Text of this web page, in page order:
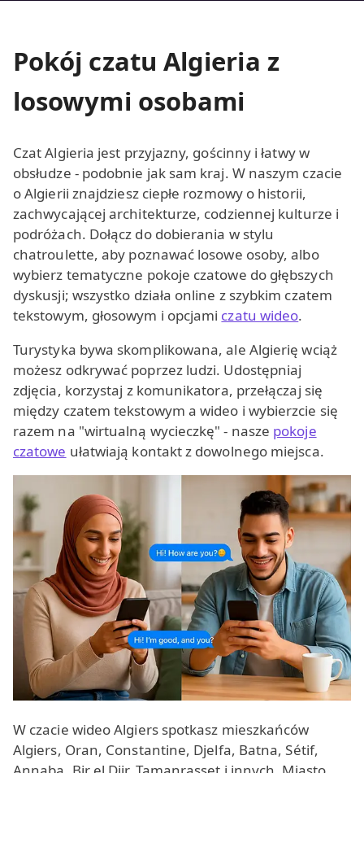
Pokój czatu Algieria z
losowymi osobami
Czat Algieria jest przyjazny, gościnny i łatwy w
obsłudze - podobnie jak sam kraj. W naszym czacie
o Algierii znajdziesz ciepłe rozmowy o historii,
zachwycającej architekturze, codziennej kulturze i
podróżach. Dołącz do dobierania w stylu
chatroulette, aby poznawać losowe osoby, albo
wybierz tematyczne pokoje czatowe do głębszych
dyskusji; wszystko działa online z szybkim czatem
tekstowym, głosowym i opcjami czatu wideo.
Turystyka bywa skomplikowana, ale Algierię wciąż
możesz odkrywać poprzez ludzi. Udostępniaj
zdjęcia, korzystaj z komunikatora, przełączaj się
między czatem tekstowym a wideo i wybierzcie się
razem na "wirtualną wycieczkę" - nasze pokoje
czatowe ułatwiają kontakt z dowolnego miejsca.
W czacie wideo Algiers spotkasz mieszkańców
Algiers, Oran, Constantine, Djelfa, Batna, Sétif,
Annaba, Bir el Djir, Tamanrasset i innych. Miasto